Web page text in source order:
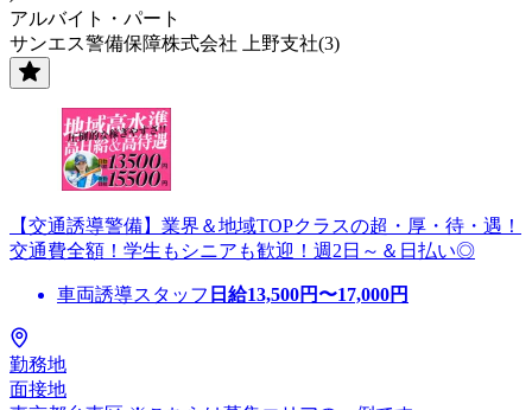
アルバイト・パート
サンエス警備保障株式会社 上野支社(3)
【交通誘導警備】業界＆地域TOPクラスの超・厚・待・遇！
交通費全額！学生もシニアも歓迎！週2日～＆日払い◎
車両誘導スタッフ 日給13,500円〜17,000円
勤務地
面接地